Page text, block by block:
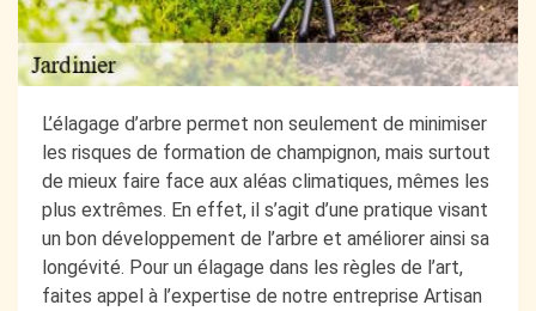
L’élagage d’arbre permet non seulement de minimiser
les risques de formation de champignon, mais surtout
de mieux faire face aux aléas climatiques, mêmes les
plus extrêmes. En effet, il s’agit d’une pratique visant
un bon développement de l’arbre et améliorer ainsi sa
longévité. Pour un élagage dans les règles de l’art,
faites appel à l’expertise de notre entreprise Artisan